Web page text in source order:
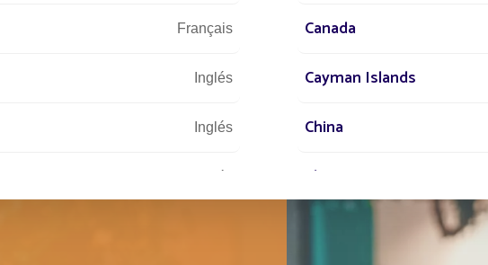
Français Canada
Inglés Cayman Islands
Inglés China
Chypre